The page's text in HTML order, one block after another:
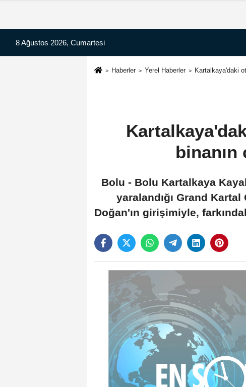
8 Ağustos 2026, Cumartesi
Haberler Yerel Haberler Kartalkaya'daki
binanın
Bolu - Bolu Kartalkaya
yaralandığı Grand Kartal
Doğan'ın girişimiyle,